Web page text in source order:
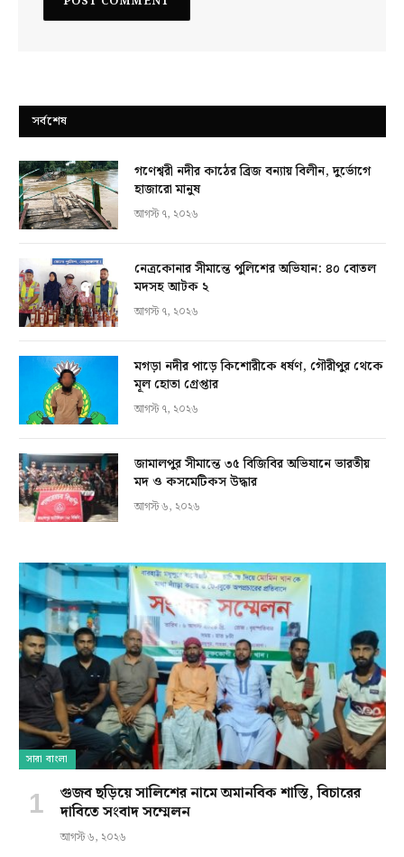
সর্বশেষ
গণেশ্বরী নদীর কাঠের ব্রিজ বন্যায় বিলীন, দুর্ভোগে
হাজারো মানুষ
আগস্ট ৭, ২০২৬
নেত্রকোনার সীমান্তে পুলিশের অভিযান: ৪০ বোতল
মদসহ আটক ২
আগস্ট ৭, ২০২৬
মগড়া নদীর পাড়ে কিশোরীকে ধর্ষণ, গৌরীপুর থেকে
মূল হোতা গ্রেপ্তার
আগস্ট ৭, ২০২৬
জামালপুর সীমান্তে ৩৫ বিজিবির অভিযানে ভারতীয়
মদ ও কসমেটিকস উদ্ধার
আগস্ট ৬, ২০২৬
সারা বাংলা
গুজব ছড়িয়ে সালিশের নামে অমানবিক শাস্তি, বিচারের
দাবিতে সংবাদ সম্মেলন
আগস্ট ৬, ২০২৬